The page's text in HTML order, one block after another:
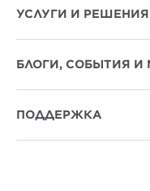
УСЛУГИ И РЕШЕНИЯ
БЛОГИ, СОБЫТИЯ И
ПОДДЕРЖКА